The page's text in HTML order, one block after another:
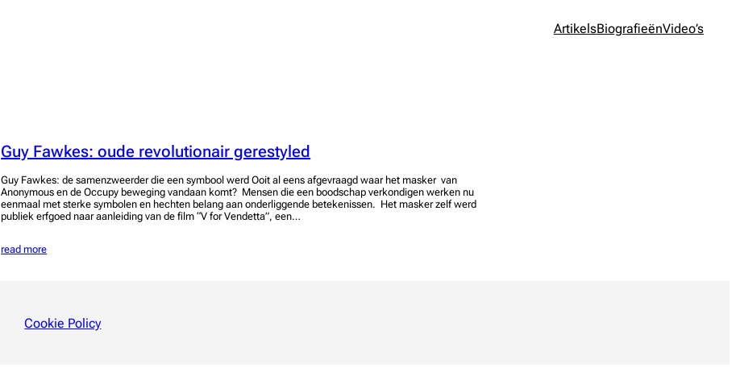
ArtikelsBiografieënVideo’s
Guy Fawkes: oude revolutionair gerestyled
Guy Fawkes: de samenzweerder die een symbool werd Ooit al eens afgevraagd waar het masker van
Anonymous en de Occupy beweging vandaan komt? Mensen die een boodschap verkondigen werken nu
eenmaal met sterke symbolen en hechten belang aan onderliggende betekenissen. Het masker zelf werd
publiek erfgoed naar aanleiding van de film “V for Vendetta”, een…
read more
Cookie Policy